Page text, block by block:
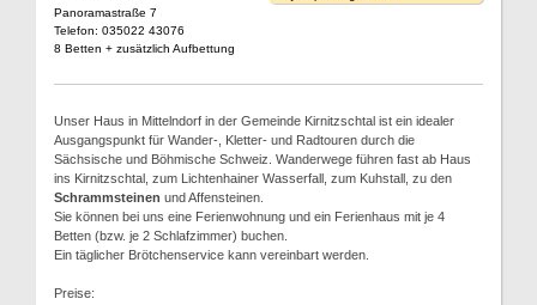
Panoramastraße 7
Telefon: 035022 43076
8 Betten + zusätzlich Aufbettung
Unser Haus in Mittelndorf in der Gemeinde Kirnitzschtal ist ein idealer
Ausgangspunkt für Wander-, Kletter- und Radtouren durch die
Sächsische und Böhmische Schweiz. Wanderwege führen fast ab Haus
ins Kirnitzschtal, zum Lichtenhainer Wasserfall, zum Kuhstall, zu den
Schrammsteinen und Affensteinen.
Sie können bei uns eine Ferienwohnung und ein Ferienhaus mit je 4
Betten (bzw. je 2 Schlafzimmer) buchen.
Ein täglicher Brötchenservice kann vereinbart werden.
Preise: